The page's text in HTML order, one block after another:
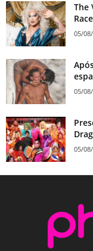
The
05/
05/
05/